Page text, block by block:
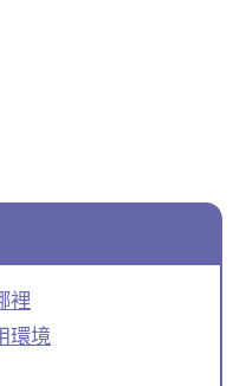
裡
環境